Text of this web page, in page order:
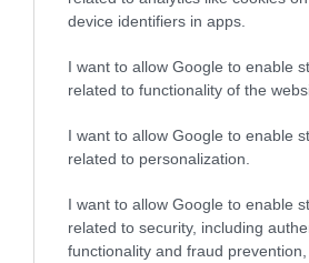
device identifiers in apps.
I want to allow Google to enable
related to functionality of the
I want to allow Google to enable
related to personalization.
I want to allow Google to enable
related to security, including
functionality and fraud